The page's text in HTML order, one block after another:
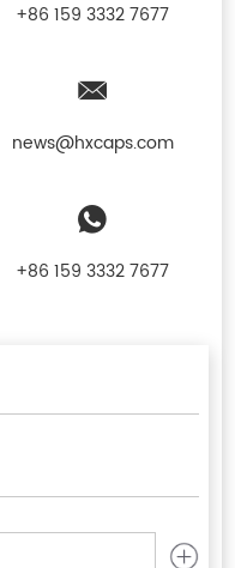
+86 159 3332 7677
news@hxcaps.com
+86 159 3332 7677